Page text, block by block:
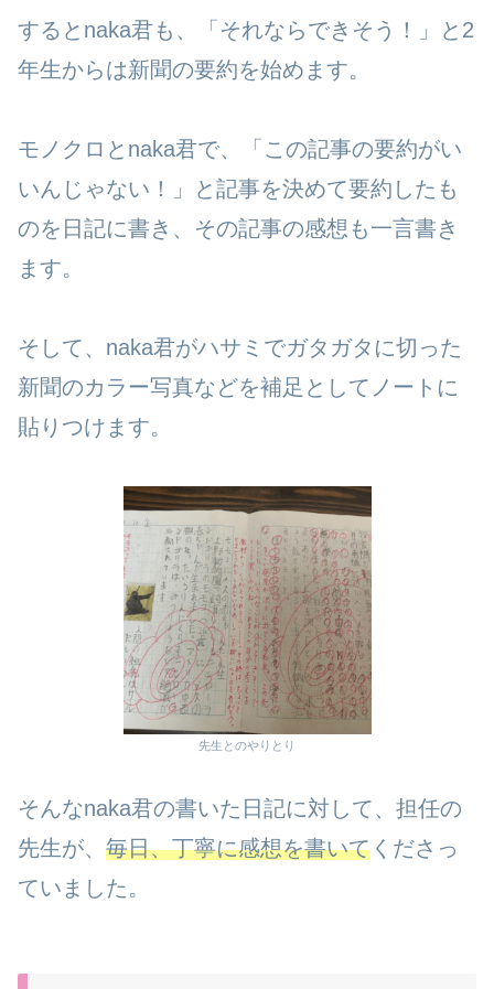
するとnaka君も、「それならできそう！」と2
年生からは新聞の要約を始めます。
モノクロとnaka君で、「この記事の要約がい
いんじゃない！」と記事を決めて要約したも
のを日記に書き、その記事の感想も一言書き
ます。
そして、naka君がハサミでガタガタに切った
新聞のカラー写真などを補足としてノートに
貼りつけます。
先生とのやりとり
そんなnaka君の書いた日記に対して、担任の
先生が、 毎日、丁寧に感想を書いて くださっ
ていました。